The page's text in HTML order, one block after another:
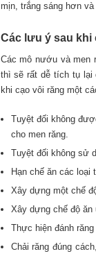
mịn, trắng sáng hơn
Các lưu ý sau khi
Các mô nướu và men
thì sẽ rất dễ tích tụ lại
khi cạo vôi răng một
Tuyệt đối không
cho men răng.
Tuyệt đối không sử
Hạn chế ăn các loại
Xây dựng một chế
Xây dựng chế độ
Thực hiện đánh
Chải răng đúng